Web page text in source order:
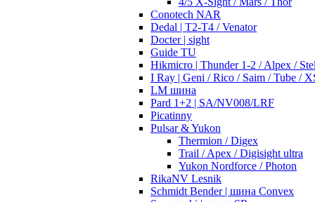
Conotech NAR
Dedal | T2-T4 / Venator
Docter | sight
Guide TU
Hikmicro | Thunder 1-2 / Alpex /
I Ray | Geni / Rico / Saim / Tube /
LM шина
Pard 1+2 | SA/NV008/LRF
Picatinny
Pulsar & Yukon
Thermion / Digex
Trail / Apex / Digisight ultra
Yukon Nordforce / Photon
RikaNV Lesnik
Schmidt Bender | шина Convex